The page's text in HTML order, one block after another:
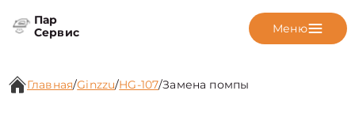
Пар
Сервис
Меню
Главная/Ginzzu/HG-107/Замена помпы